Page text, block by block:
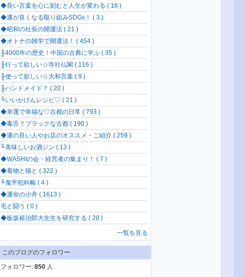
◆良い言葉を心に刻むと人生が変わる ( 18 )
◆運が良くなる取り組みSDGs！ ( 3 )
◆昭和の社長の開運法 ( 21 )
◆オトナの雑学で開運法！ ( 454 )
╟4000年の歴史！中国の古典に学ぶ ( 35 )
╟行って欲しい☆寺社仏閣 ( 116 )
╟使って欲しい☆大和言葉 ( 9 )
╟ハンドメイド？ ( 20 )
╙いいかげんレシピ♡ ( 21 )
◆幸運で幸福な♡古都の日常 ( 793 )
◆毒舌？ブラックな古都 ( 190 )
◆運の良い人やお店のオススメ・ご紹介 ( 259 )
╙美味しいお酒ジン ( 13 )
◆WASHIの会・経営者の集まり！ ( 7 )
◆着物と猫と ( 322 )
╙鬼平犯科帳 ( 4 )
◆運命の小舟 ( 1613 )
毛と闘う ( 0 )
◆板坂裕治郎大先生を研究する ( 20 )
一覧を見る
このブログのフォロワー
フォロワー: 850 人